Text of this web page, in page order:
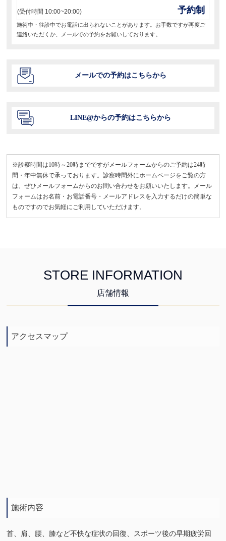
(受付時間 10:00~20:00) 予約制
施術中・往診中でお電話に出られないことがあります。お手数ですが再度ご
連絡いただくか、メールでの予約をお願いしております。
メールでの予約はこちらから
LINE@からの予約はこちらから
※診察時間は10時～20時までですがメールフォームからのご予約は24時
間・年中無休で承っております。診察時間外にホームページをご覧の方
は、ぜひメールフォームからのお問い合わせをお願いいたします。メール
フォームはお名前・お電話番号・メールアドレスを入力するだけの簡単な
ものですのでお気軽にご利用していただけます。
STORE INFORMATION
店舗情報
アクセスマップ
施術内容
首、肩、腰、膝など不快な症状の回復、スポーツ後の早期疲労回